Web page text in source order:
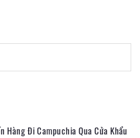
Hàng Đi Campuchia Qua Cửa Khẩu